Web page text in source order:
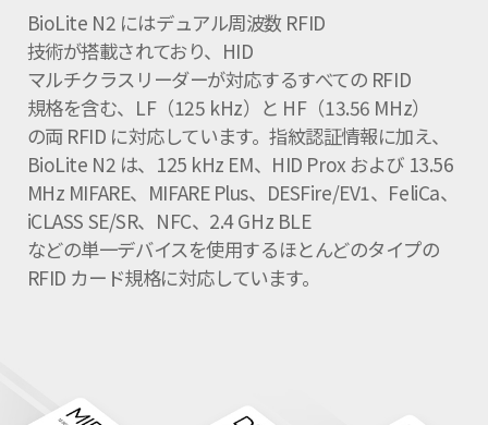
BioLite N2 にはデュアル周波数 RFID
技術が搭載されており、HID
マルチクラスリーダーが対応するすべての RFID
規格を含む、LF（125 kHz）と HF（13.56 MHz）
の両 RFID に対応しています。指紋認証情報に加え、
BioLite N2 は、125 kHz EM、HID Prox および 13.56
MHz MIFARE、MIFARE Plus、DESFire/EV1、FeliCa、
iCLASS SE/SR、NFC、2.4 GHz BLE
などの単一デバイスを使用するほとんどのタイプの
RFID カード規格に対応しています。